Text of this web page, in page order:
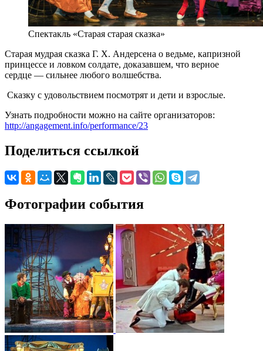
Спектакль «Старая старая сказка»
Старая мудрая сказка Г. Х. Андерсена о ведьме, капризной
принцессе и ловком солдате, доказавшем, что верное
сердце — сильнее любого волшебства.
Сказку с удовольствием посмотрят и дети и взрослые.
Узнать подробности можно на сайте организаторов:
http://angagement.info/performance/23
Поделиться ссылкой
Фотографии события